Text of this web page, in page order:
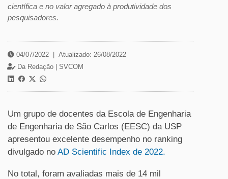
científica e no valor agregado à produtividade dos
pesquisadores.
04/07/2022
Atualizado: 26/08/2022
Da Redação | SVCOM
Um grupo de docentes da Escola de Engenharia
de Engenharia de São Carlos (EESC) da USP
apresentou excelente desempenho no ranking
divulgado no AD Scientific Index de 2022.
No total, foram avaliadas mais de 14 mil